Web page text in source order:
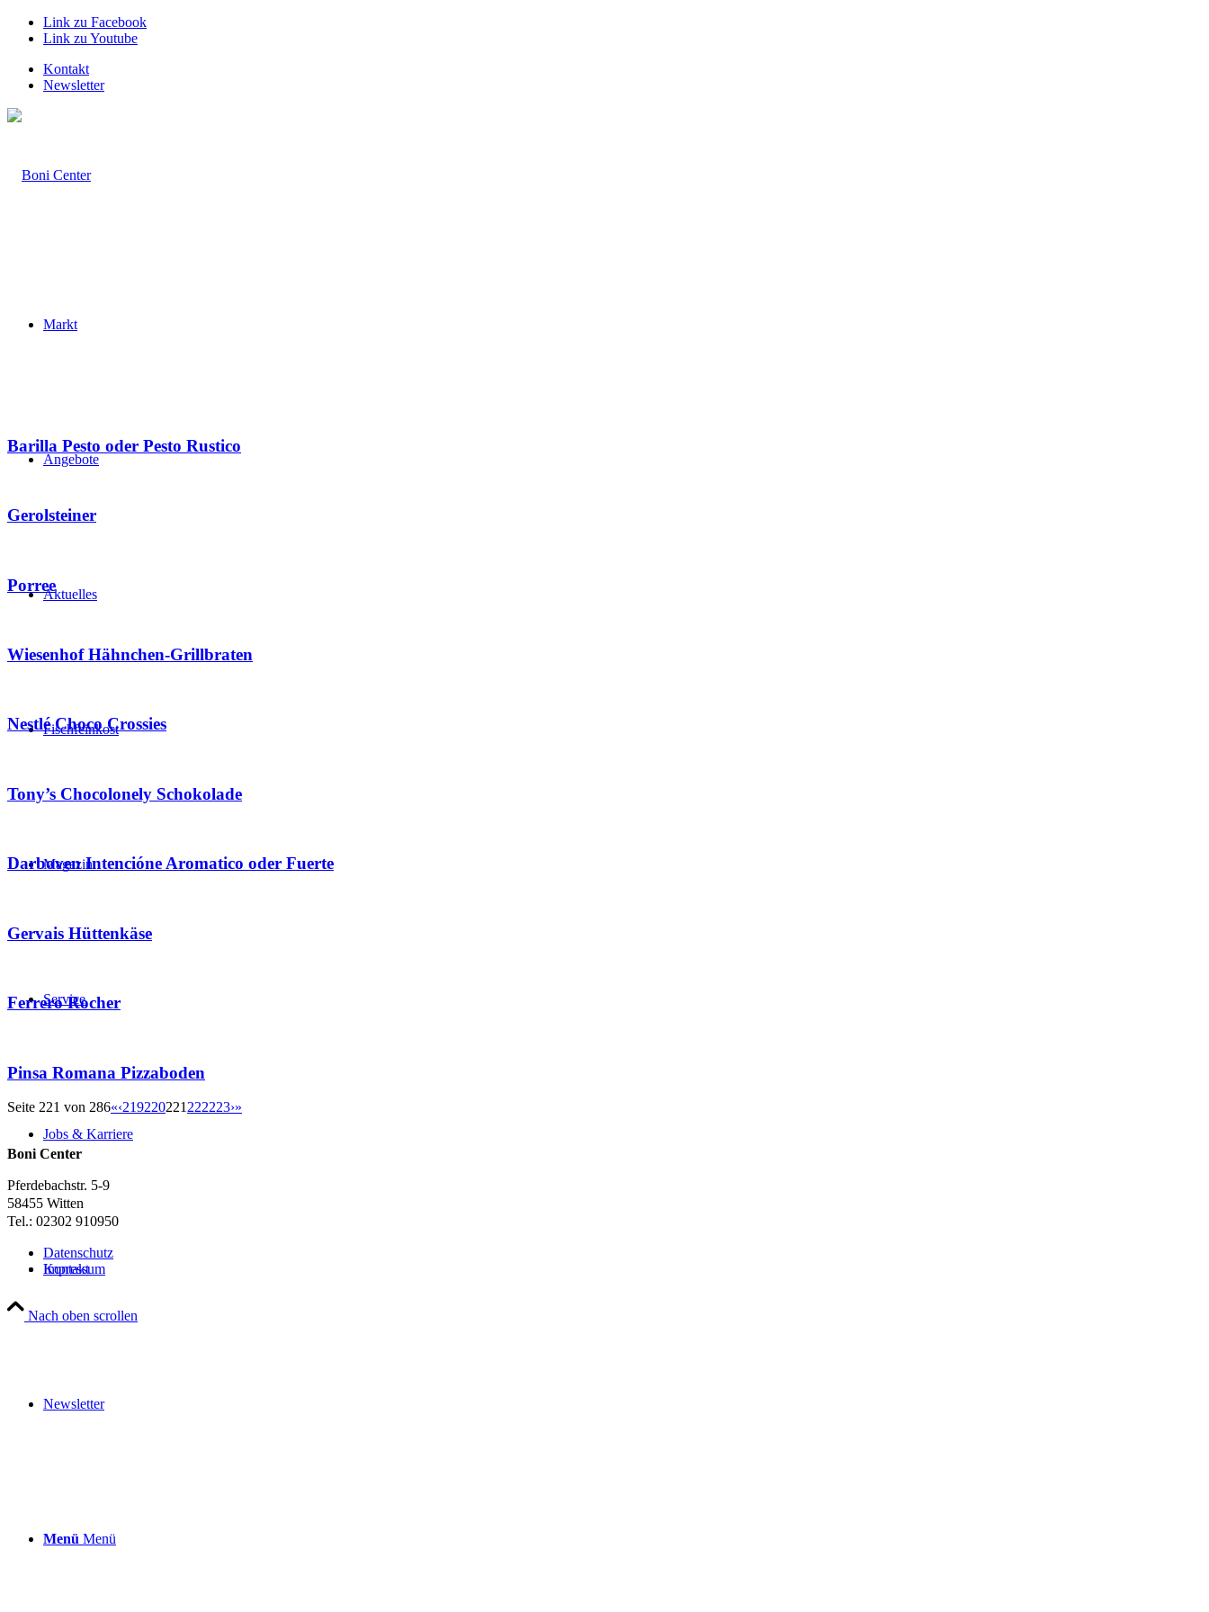
Link zu Facebook
Link zu Youtube
Kontakt
Newsletter
Markt
Angebote
Aktuelles
Fischfeinkost
Magazin
Service
Jobs & Karriere
Kontakt
Newsletter
Menü Menü
Barilla Pesto oder Pesto Rustico
Gerolsteiner
Porree
Wiesenhof Hähnchen-Grillbraten
Nestlé Choco Crossies
Tony’s Chocolonely Schokolade
Darboven Intencióne Aromatico oder Fuerte
Gervais Hüttenkäse
Ferrero Rocher
Pinsa Romana Pizzaboden
Seite 221 von 286«‹219220221 222223›»
Boni Center
Pferdebachstr. 5-9
58455 Witten
Tel.: 02302 910950
Datenschutz
Impressum
Nach oben scrollen